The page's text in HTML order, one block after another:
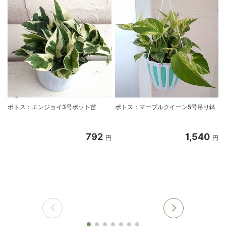
ポトス：エンジョイ3号ポット苗
792 円
ポトス：マーブルクイーン5号吊り鉢
1,540 円